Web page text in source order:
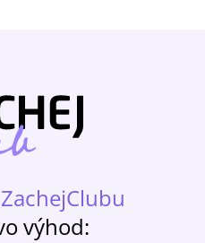
ZachejClubu
výhod: